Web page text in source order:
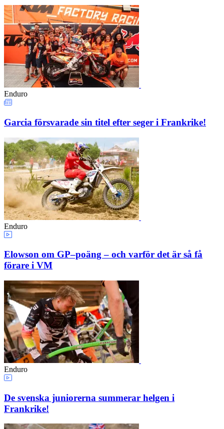
Enduro
Garcia försvarade sin titel efter seger i Frankrike!
Enduro
Elowson om GP–poäng – och varför det är så få
förare i VM
Enduro
De svenska juniorerna summerar helgen i
Frankrike!